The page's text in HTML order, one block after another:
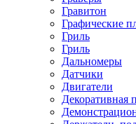
Гравитон
Графические
Гриль
Гриль
Дальномеры
Датчики
Двигатели
Декоративная